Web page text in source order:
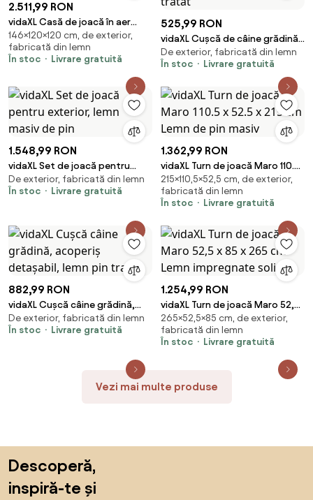
2.511,99 RON
vidaXL Casă de joacă în aer
liber, 120 x 120 x 146 cm, lemn de
pin
146×120×120 cm, de exterior,
fabricată din lemn
În stoc
Livrare gratuită
525,99 RON
vidaXL Cușcă de câine grădină,
acoperiș detașabil, lemn de pin
tratat
De exterior, fabricată din lemn
În stoc
Livrare gratuită
1.548,99 RON
vidaXL Set de joacă pentru
exterior, lemn masiv de pin
De exterior, fabricată din lemn
În stoc
Livrare gratuită
1.362,99 RON
vidaXL Turn de joacă Maro 110.5
x 52.5 x 215 cm Lemn de pin
masiv
215×110,5×52,5 cm, de exterior,
fabricată din lemn
În stoc
Livrare gratuită
882,99 RON
vidaXL Cușcă câine grădină,
acoperiș detașabil, lemn pin
tratat
De exterior, fabricată din lemn
În stoc
Livrare gratuită
1.254,99 RON
vidaXL Turn de joacă Maro 52,5
x 85 x 265 cm Lemn impregnate
solid
265×52,5×85 cm, de exterior,
fabricată din lemn
În stoc
Livrare gratuită
Vezi mai multe produse
Descoperă,
inspiră-te și